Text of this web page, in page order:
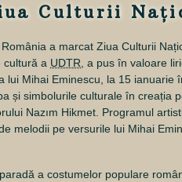
Culturii
a marcat Ziua Culturii
cultură a UDTR , a pus în valoare
lui Mihai Eminescu, la 15
și simbolurile culturale în creația
Nazım Hikmet. Programul
melodii pe versurile lui Mihai
a costumelor populare